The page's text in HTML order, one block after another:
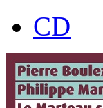
CD